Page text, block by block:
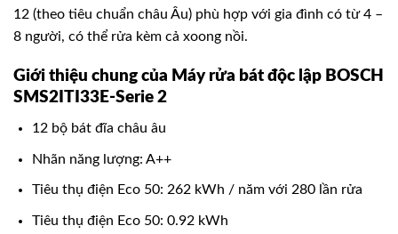
12 (theo tiêu chuẩn châu Âu) phù hợp với gia đình có từ 4 –
8 người, có thể rửa kèm cả xoong nồi.
Giới thiệu chung của Máy rửa bát độc lập BOSCH
SMS2ITI33E-Serie 2
12 bộ bát đĩa châu âu
Nhãn năng lượng: A++
Tiêu thụ điện Eco 50: 262 kWh / năm với 280 lần rửa
Tiêu thụ điện Eco 50: 0.92 kWh